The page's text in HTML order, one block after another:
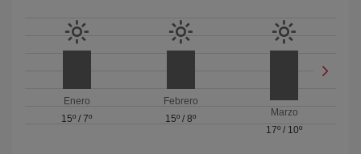
Enero
15º /7º
Febrero
15º / 8º
Marzo
17º / 10º